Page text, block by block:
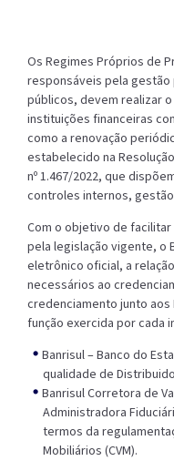
Os Regimes Próprios de
responsáveis pela
públicos, devem realizar
instituições financeiras
como a renovação
estabelecido na Resolução
nº 1.467/2022, que
controles internos,
Com o objetivo de
pela legislação vigente, o
eletrônico oficial, a
necessários ao
credenciamento junto aos
função exercida por cada
Banrisul – Banco do
qualidade de
Banrisul Corretora de
Administradora
termos da
Mobiliários (CVM).